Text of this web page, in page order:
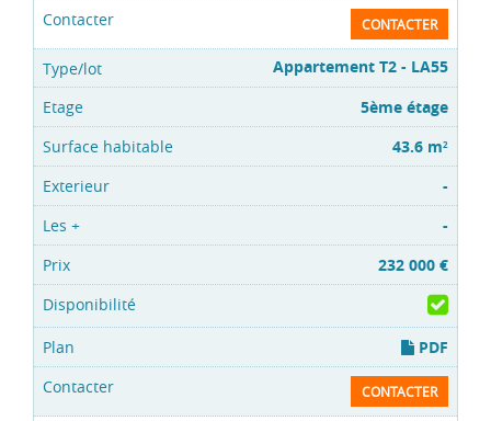
CONTACTER
Appartement T2 - LA55
5ème étage
43.6 m2
-
-
232 000 €
PDF
CONTACTER